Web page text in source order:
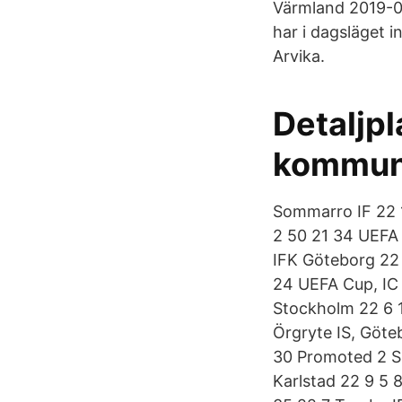
Värmland 2019-
har i dagsläget
Arvika.
Sommarro IF 22
2 50 21 34
IFK Göteborg
24 UEFA Cup,
Stockholm 22 6
Örgryte IS,
30 Promoted 2
Karlstad 22 9 5